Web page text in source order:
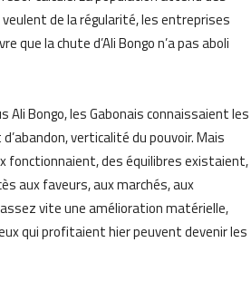
de la régularité, les entreprises
que la chute d’Ali Bongo n’a pas aboli
Ali Bongo, les Gabonais connaissaient les
verticalité du pouvoir. Mais
fonctionnaient, des équilibres existaient,
aux faveurs, aux marchés, aux
vite une amélioration matérielle,
qui profitaient hier peuvent devenir les